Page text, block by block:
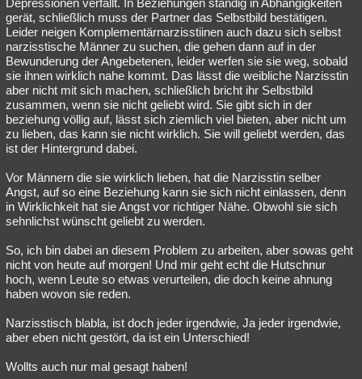
Depressionen verfällt. In Beziehungen ständig in Abhängigkeiten
gerät, schließlich muss der Partner das Selbstbild bestätigen.
Leider neigen Komplementärnarzisstiinen auch dazu sich selbst
narzisstische Männer zu suchen, die gehen dann auf in der
Bewunderung der Angebetenen, leider werfen sie sie weg, sobald
sie ihnen wirklich nahe kommt. Das lässt die weibliche Narzisstin
aber nicht mit sich machen, schließlich bricht ihr Selbstbild
zusammen, wenn sie nicht geliebt wird. Sie gibt sich in der
beziehung völlig auf, lässt sich ziemlich viel bieten, aber nicht um
zu lieben, das kann sie nicht wirklich. Sie will geliebt werden, das
ist der Hintergrund dabei.
Vor Männern die sie wirklich lieben, hat die Narzisstin selber
Angst, auf so eine Beziehung kann sie sich nicht einlassen, denn
in Wirklichkeit hat sie Angst vor richtiger Nähe. Obwohl sie sich
sehnlichst wünscht geliebt zu werden.
So, ich bin dabei an diesem Problem zu arbeiten, aber sowas geht
nicht von heute auf morgen! Und mir geht echt die Hutschnur
hoch, wenn Leute so etwas verurteilen, die doch keine ahnung
haben wovon sie reden.
Narzisstisch blabla, ist doch jeder irgendwie, Ja jeder irgendwie,
aber eben nicht gestört, da ist ein Unterschied!
Wollts auch nur mal gesagt haben!